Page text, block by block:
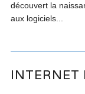
découvert la
aux logiciels...
INTERNET